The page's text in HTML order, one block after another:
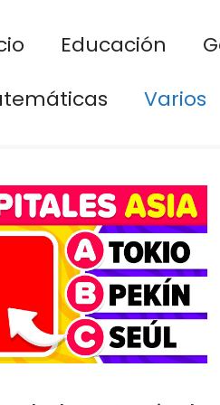
Educación
Varios